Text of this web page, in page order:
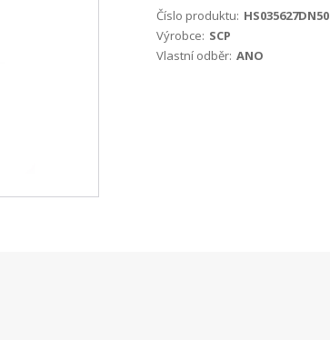
Číslo produktu: HS035627DN50
Výrobce: SCP
Vlastní odběr: ANO